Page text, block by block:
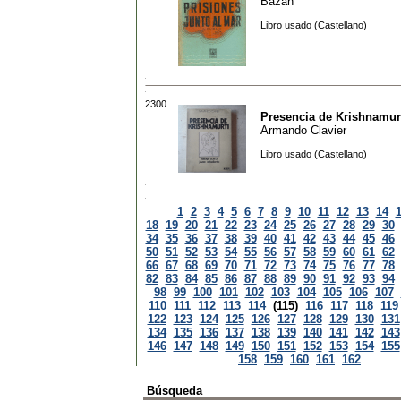
Libro usado (Castellano)
2300.
Presencia de
Armando Clavier
Libro usado (Castellano)
1 2 3 4 5 6 7 8 9 10 11 12 13 14
18 19 20 21 22 23 24 25 26 27 28 29 30
34 35 36 37 38 39 40 41 42 43 44 45 46
50 51 52 53 54 55 56 57 58 59 60 61 62
66 67 68 69 70 71 72 73 74 75 76 77 78
82 83 84 85 86 87 88 89 90 91 92 93 94
98 99 100 101 102 103 104 105 106 107
110 111 112 113 114 (115) 116 117 118 119
122 123 124 125 126 127 128 129 130 131
134 135 136 137 138 139 140 141 142 143
146 147 148 149 150 151 152 153 154 155
158 159 160 161 162
Búsqueda